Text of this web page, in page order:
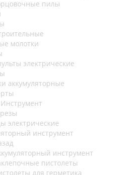
пилы
молотки
электрические
аккумуляторные
электрические
инструмент
инструмент
пистолеты
для герметика